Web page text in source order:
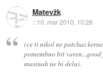
Matevžk
:: 10. mar 2010, 10:26
(ce ti nikol ne patchas
pomembno bit
masinah ne bi delu).